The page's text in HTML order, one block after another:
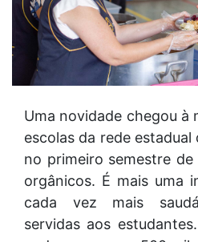
Uma novidade chegou à
escolas da rede estadual
no primeiro semestre
orgânicos. É mais uma
cada vez mais
servidas aos